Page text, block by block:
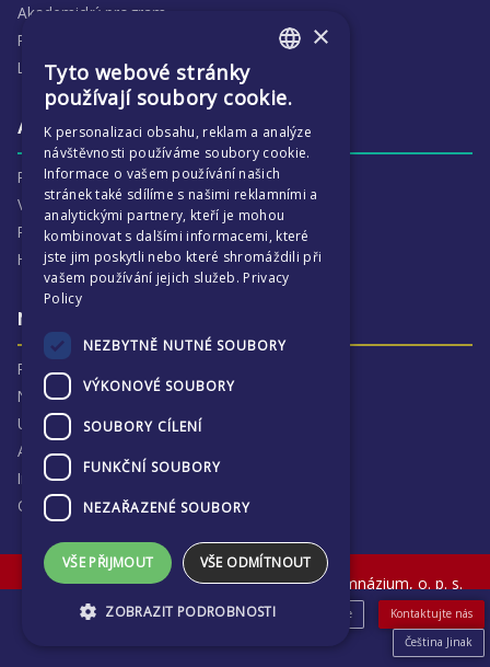
eShop Pro uchazeče Novinky & Akce
Kontaktujte nás
Čeština Jinak
Akademický program
Předmětové oblasti
Lidé
Aktivity
Proč je ECP tak zajímavé
Výchovná péče
Program :more
Harmonogram školního
Naše výsledky a příběhy
Proč jsme hrdí na ECP
Naše výsledky
Univerzitní destinace
Absolventi
Inspekční zprávy
Ochrana osobních údajů
© The English College in Prague - Anglické gymnázium, o. p. s.
Sokolovská 320, Praha 9, Czech Republic
×
Tyto webové stránky
používají soubory cookie.
K personalizaci obsahu, reklam a analýze
návštěvnosti používáme soubory cookie.
Informace o vašem používání našich
stránek také sdílíme s našimi reklamními a
analytickými partnery, kteří je mohou
kombinovat s dalšími informacemi, které
jste jim poskytli nebo které shromáždili při
vašem používání jejich služeb. Privacy
Policy
NEZBYTNĚ NUTNÉ SOUBORY
VÝKONOVÉ SOUBORY
SOUBORY CÍLENÍ
FUNKČNÍ SOUBORY
NEZAŘAZENÉ SOUBORY
VŠE PŘIJMOUT VŠE ODMÍTNOUT
ZOBRAZIT PODROBNOSTI